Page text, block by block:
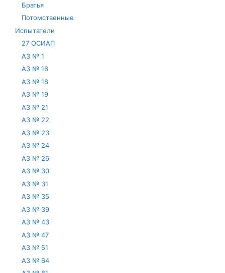
Братья
Потомственные
Испытатели
27 ОСИАП
АЗ № 1
АЗ № 16
АЗ № 18
АЗ № 19
АЗ № 21
АЗ № 22
АЗ № 23
АЗ № 24
АЗ № 26
АЗ № 30
АЗ № 31
АЗ № 35
АЗ № 39
АЗ № 43
АЗ № 47
АЗ № 51
АЗ № 64